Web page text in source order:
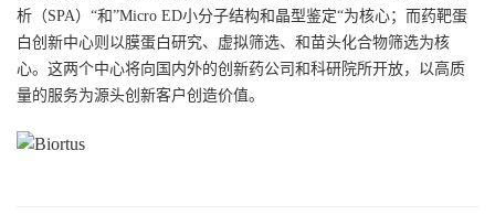
析（SPA）“和”Micro ED小分子结构和晶型鉴定“为核心；而药靶蛋
白创新中心则以膜蛋白研究、虚拟筛选、和苗头化合物筛选为核
心。这两个中心将向国内外的创新药公司和科研院所开放，以高质
量的服务为源头创新客户创造价值。